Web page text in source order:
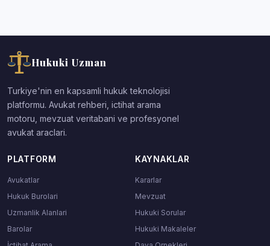
Hukuki Uzman
Turkiye'nin en kapsamli hukuk teknolojisi
platformu. Avukat rehberi, ictihat arama
motoru, mevzuat veritabani ve profesyonel
avukat araclari.
PLATFORM
Avukatlar
Hukuk Burolari
Uzmanlik Alanlari
Barolar
KAYNAKLAR
Kararlar
Mevzuat
Hukuki Sorular
Hukuki Makaleler